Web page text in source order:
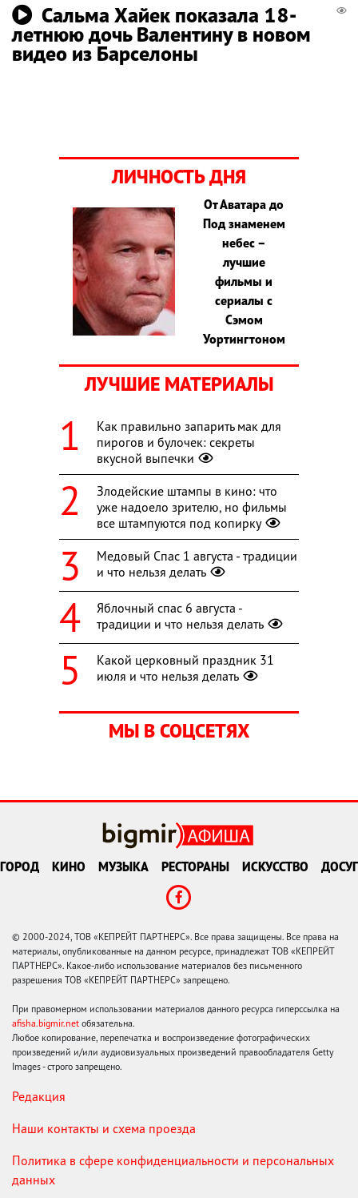
Сальма Хайек показала 18-
летнюю дочь Валентину в новом
видео из Барселоны
ЛИЧНОСТЬ ДНЯ
От Аватара до
Под знаменем
небес –
лучшие
фильмы и
сериалы с
Сэмом
Уортингтоном
ЛУЧШИЕ МАТЕРИАЛЫ
Как правильно запарить мак для
пирогов и булочек: секреты
вкусной выпечки
Злодейские штампы в кино: что
уже надоело зрителю, но фильмы
все штампуются под копирку
Медовый Спас 1 августа - традиции
и что нельзя делать
Яблочный спас 6 августа -
традиции и что нельзя делать
Какой церковный праздник 31
июля и что нельзя делать
МЫ В СОЦСЕТЯХ
ГОРОД КИНО МУЗЫКА РЕСТОРАНЫ ИСКУССТВО ДОСУГ
© 2000-2024, ТОВ «КЕПРЕЙТ ПАРТНЕРС». Все права защищены. Все права на
материалы, опубликованные на данном ресурсе, принадлежат ТОВ «КЕПРЕЙТ
ПАРТНЕРС». Какое-либо использование материалов без письменного
разрешения ТОВ «КЕПРЕЙТ ПАРТНЕРС» запрещено.
При правомерном использовании материалов данного ресурса гиперссылка на
afisha.bigmir.net обязательна.
Любое копирование, перепечатка и воспроизведение фотографических
произведений и/или аудиовизуальных произведений правообладателя Getty
Images - строго запрещено.
Редакция
Наши контакты и схема проезда
Политика в сфере конфиденциальности и персональных
данных